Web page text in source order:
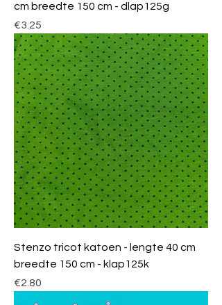
cm breedte 150 cm - dlap125g
Price
€3.25
Stenzo tricot katoen - lengte 40 cm
breedte 150 cm - klap125k
Price
€2.80